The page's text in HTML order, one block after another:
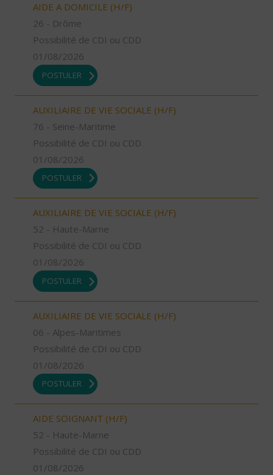
AIDE A DOMICILE (H/F)
26 - Drôme
Possibilité de CDI ou CDD
01/08/2026
POSTULER
AUXILIAIRE DE VIE SOCIALE (H/F)
76 - Seine-Maritime
Possibilité de CDI ou CDD
01/08/2026
POSTULER
AUXILIAIRE DE VIE SOCIALE (H/F)
52 - Haute-Marne
Possibilité de CDI ou CDD
01/08/2026
POSTULER
AUXILIAIRE DE VIE SOCIALE (H/F)
06 - Alpes-Maritimes
Possibilité de CDI ou CDD
01/08/2026
POSTULER
AIDE SOIGNANT (H/F)
52 - Haute-Marne
Possibilité de CDI ou CDD
01/08/2026